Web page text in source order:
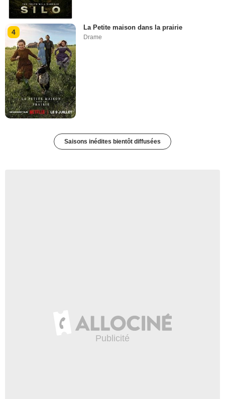
4
La Petite maison dans la prairie
Drame
Saisons inédites bientôt diffusées